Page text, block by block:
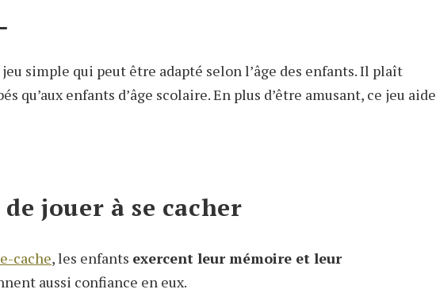
jeu simple qui peut être adapté selon l’âge des enfants. Il plaît
qu’aux enfants d’âge scolaire. En plus d’être amusant, ce jeu aide
jouer à se cacher
cache, les enfants exercent leur mémoire et leur
aussi confiance en eux.